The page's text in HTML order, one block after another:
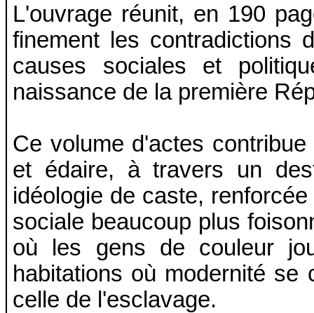
L'ouvrage réunit, en 190
finement les contradictions
causes sociales et
naissance de la première
Ce volume d'actes
et édaire, à travers un
idéologie de caste,
sociale beaucoup plus
où les gens de couleur
habitations où modernité se
celle de l'esclavage.